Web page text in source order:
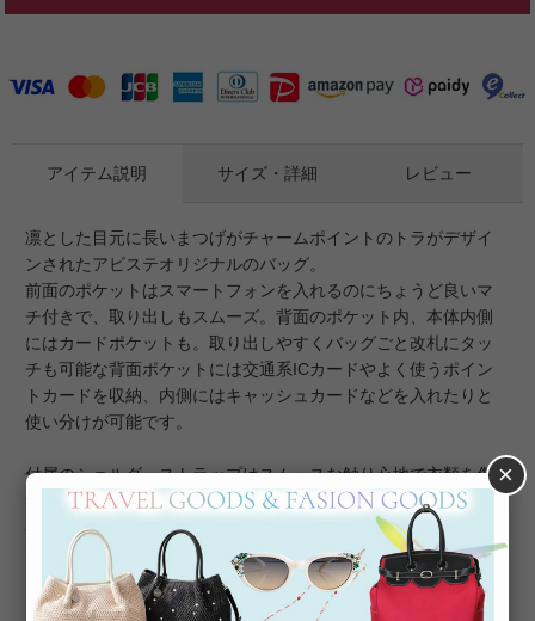
アイテム説明
凛とした目元に長いまつげがチャームポイントのトラがデザイ
ンされたアビステオリジナルのバッグ。
前面のポケットはスマートフォンを入れるのにちょうど良いマ
チ付きで、取り出しもスムーズ。背面のポケット内、本体内側
にはカードポケットも。取り出しやすくバッグごと改札にタッ
チも可能な背面ポケットには交通系ICカードやよく使うポイン
トカードを収納、内側にはキャッシュカードなどを入れたりと
使い分けが可能です。
付属のショルダーストラップはスムースな触り心地で衣類を傷
つけにくく、幅広で肩も痛くなりにくいのも嬉しいポイント。
小ぶりながら小さめの財布ハンカチ類はしっかり収納できるの
で、これ一つでお出かけができ、ストラップを外せばポーチと
しても活躍します。
サイズ・詳細 レビュー
×